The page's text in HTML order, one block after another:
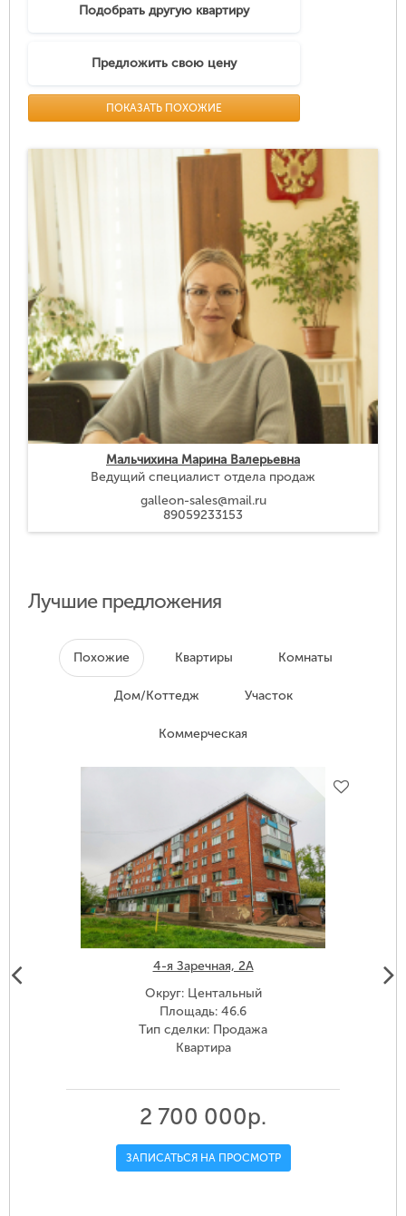
Подобрать другую квартиру
Предложить свою цену
ПОКАЗАТЬ ПОХОЖИЕ
Мальчихина Марина Валерьевна
Ведущий специалист отдела продаж
galleon-sales@mail.ru
89059233153
Лучшие предложения
Похожие Квартиры Комнаты
Дом/Коттедж Участок
Коммерческая
4-я Заречная, 2А
Округ: Центальный
Площадь: 46.6
Тип сделки: Продажа
Квартира
2 700 000р.
ЗАПИСАТЬСЯ НА ПРОСМОТР